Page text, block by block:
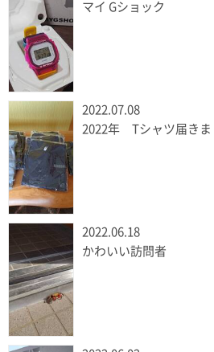
マイ Gショック
2022.07.08
2022年 Tシャツ届きま
2022.06.18
かわいい訪問者